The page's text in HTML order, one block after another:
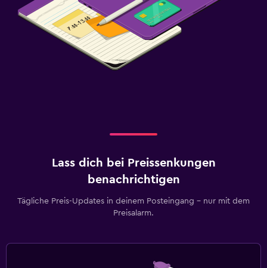
Lass dich bei Preissenkungen
benachrichtigen
Tägliche Preis-Updates in deinem Posteingang – nur mit dem
Preisalarm.